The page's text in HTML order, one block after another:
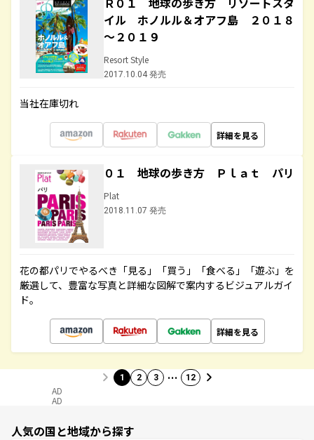
イル ホノルル＆オアフ島 ２０１８
～２０１９
Resort Style
2017.10.04 発売
当社在庫切れ
詳細を見る
０１ 地球の歩き方 Ｐｌａｔ パリ
Plat
2018.11.07 発売
花の都パリでやるべき「見る」「買う」「食べる」「遊ぶ」を
厳選して、豊富な写真と詳細な図解で案内するビジュアルガイ
ド。
詳細を見る
1 2 3 … 12
AD
AD
人気の国と地域から探す